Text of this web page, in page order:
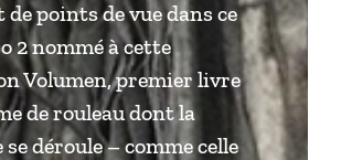
points de vue dans ce
2 nommé à cette
Volumen, premier livre
de rouleau dont la
déroule – comme celle